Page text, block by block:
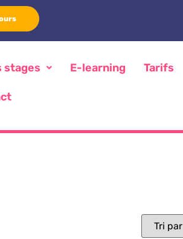
stages E-learning Tarifs